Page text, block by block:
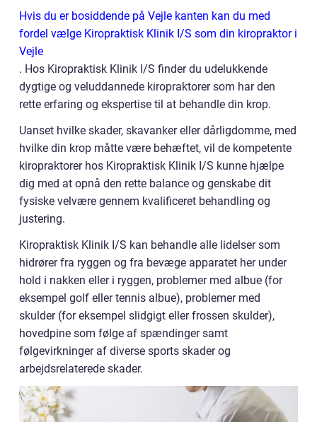
Hvis du er bosiddende på Vejle kanten kan du med
fordel vælge Kiropraktisk Klinik I/S som din kiropraktor i
Vejle
. Hos Kiropraktisk Klinik I/S finder du udelukkende
dygtige og veluddannede kiropraktorer som har den
rette erfaring og ekspertise til at behandle din krop.
Uanset hvilke skader, skavanker eller dårligdomme, med
hvilke din krop måtte være behæftet, vil de kompetente
kiropraktorer hos Kiropraktisk Klinik I/S kunne hjælpe
dig med at opnå den rette balance og genskabe dit
fysiske velvære gennem kvalificeret behandling og
justering.
Kiropraktisk Klinik I/S kan behandle alle lidelser som
hidrører fra ryggen og fra bevæge apparatet her under
hold i nakken eller i ryggen, problemer med albue (for
eksempel golf eller tennis albue), problemer med
skulder (for eksempel slidgigt eller frossen skulder),
hovedpine som følge af spændinger samt
følgevirkninger af diverse sports skader og
arbejdsrelaterede skader.